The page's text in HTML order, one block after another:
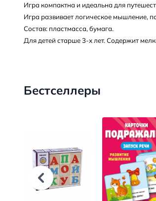
Игра компактна и идеальна для
Игра развивает логическое мышление,
Состав: пластмасса, бумага.
Для детей старше 3-х лет. Содержит
Бестселлеры